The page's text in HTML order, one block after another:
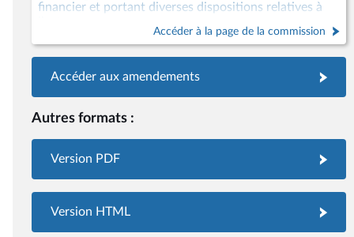
financier et portant diverses dispositions relatives à
Accéder à la page de la commission
Accéder aux amendements
Autres formats :
Version PDF
Version HTML